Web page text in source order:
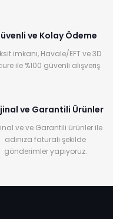
ve Kolay Ödeme
imkanı, Havale/EFT ve 3D
ile %100 güvenli alışveriş.
ve Garantili Ürünler
ve ve Garantili ürünler ile
adınıza faturalı şekilde
gönderimler yapıyoruz.